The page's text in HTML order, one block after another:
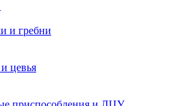
и гребни
цевья